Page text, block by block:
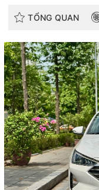
TỔNG QUAN